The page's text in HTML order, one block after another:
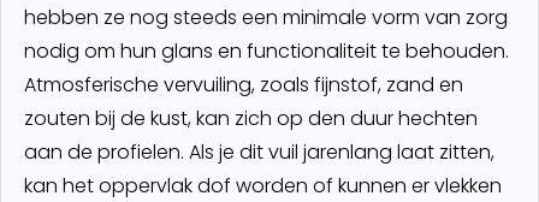
hebben ze nog steeds een minimale vorm van zorg
nodig om hun glans en functionaliteit te behouden.
Atmosferische vervuiling, zoals fijnstof, zand en
zouten bij de kust, kan zich op den duur hechten
aan de profielen. Als je dit vuil jarenlang laat zitten,
kan het oppervlak dof worden of kunnen er vlekken